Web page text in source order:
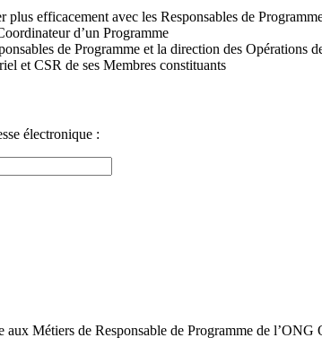
efficacement avec les Responsables de
d’un Programme
de Programme et la direction des
et CSR de ses Membres constituants
électronique :
Métiers de Responsable de Programme de